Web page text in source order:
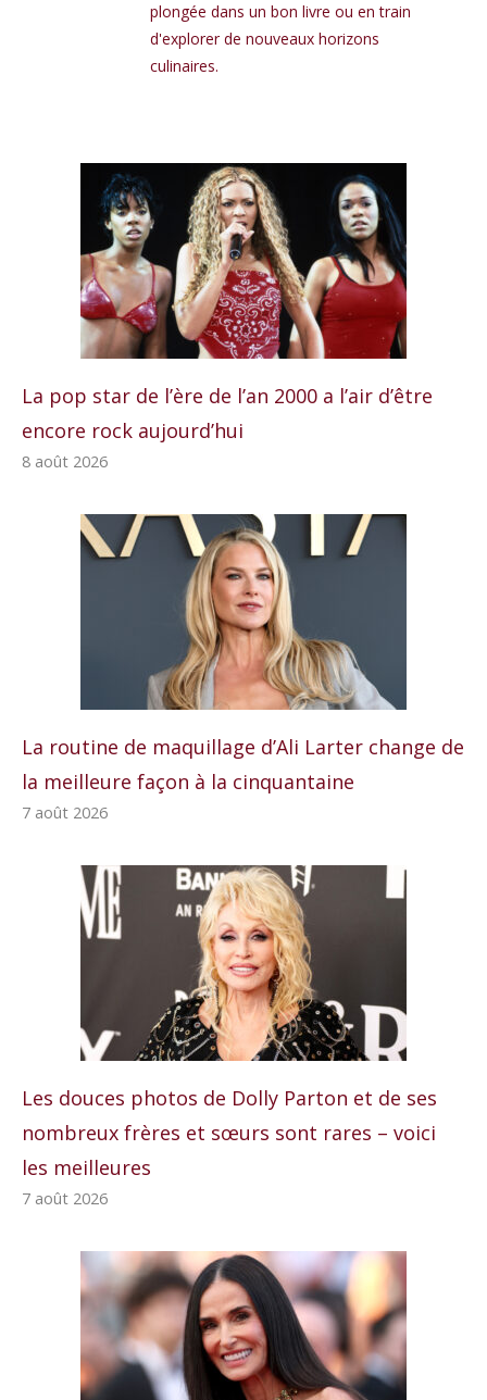
plongée dans un bon livre ou en train
d'explorer de nouveaux horizons
culinaires.
La pop star de l’ère de l’an 2000 a l’air d’être
encore rock aujourd’hui
8 août 2026
La routine de maquillage d’Ali Larter change de
la meilleure façon à la cinquantaine
7 août 2026
Les douces photos de Dolly Parton et de ses
nombreux frères et sœurs sont rares – voici
les meilleures
7 août 2026